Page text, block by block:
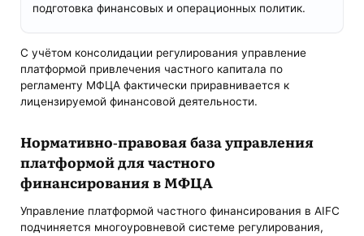
подготовка финансовых и операционных политик.
С учётом консолидации регулирования управление
платформой привлечения частного капитала по
регламенту МФЦА фактически приравнивается к
лицензируемой финансовой деятельности.
Нормативно-правовая база управления
платформой для частного
финансирования в МФЦА
Управление платформой частного финансирования в AIFC
подчиняется многоуровневой системе регулирования,